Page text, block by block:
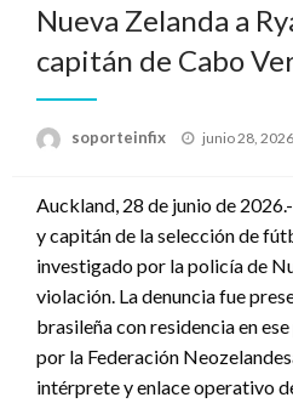
Nueva Zelanda a
capitán de Cabo
soporteinfix
Publicado
junio 28, 2026
Auckland, 28 de junio de
y capitán de la selección de
investigado por la policía de
violación. La denuncia fue
brasileña con residencia en
por la Federación
intérprete y enlace operativo